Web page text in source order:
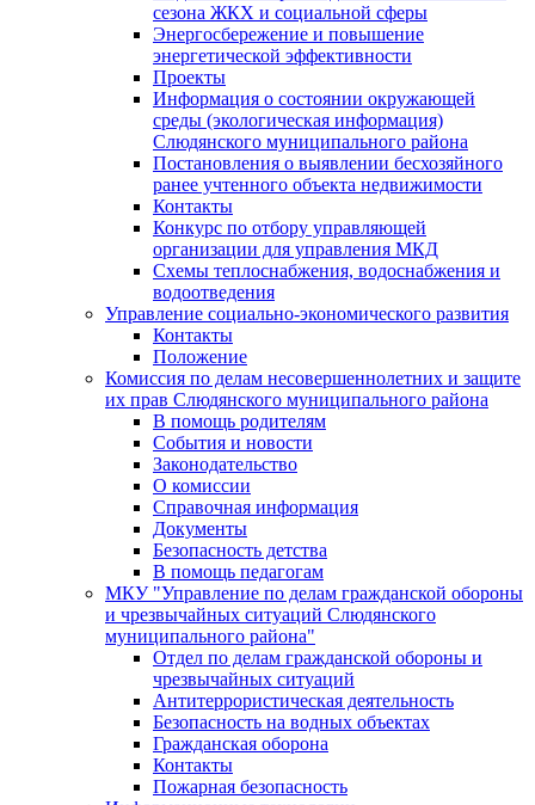
сезона ЖКХ и социальной сферы
Энергосбережение и повышение
энергетической эффективности
Проекты
Информация о состоянии окружающей
среды (экологическая информация)
Слюдянского муниципального района
Постановления о выявлении бесхозяйного
ранее учтенного объекта недвижимости
Контакты
Конкурс по отбору управляющей
организации для управления МКД
Схемы теплоснабжения, водоснабжения и
водоотведения
Управление социально-экономического развития
Контакты
Положение
Комиссия по делам несовершеннолетних и защите
их прав Слюдянского муниципального района
В помощь родителям
События и новости
Законодательство
О комиссии
Справочная информация
Документы
Безопасность детства
В помощь педагогам
МКУ "Управление по делам гражданской обороны
и чрезвычайных ситуаций Слюдянского
муниципального района"
Отдел по делам гражданской обороны и
чрезвычайных ситуаций
Антитеррористическая деятельность
Безопасность на водных объектах
Гражданская оборона
Контакты
Пожарная безопасность